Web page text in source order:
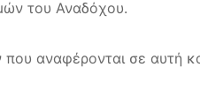
του Αναδόχου.
αναφέρονται σε αυτή